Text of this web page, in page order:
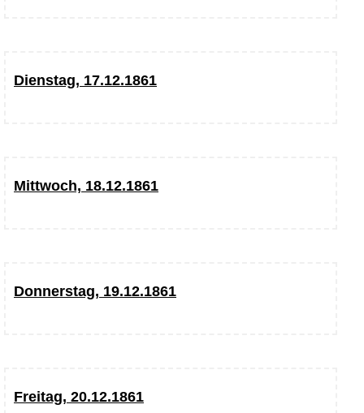
Dienstag, 17.12.1861
Mittwoch, 18.12.1861
Donnerstag, 19.12.1861
Freitag, 20.12.1861